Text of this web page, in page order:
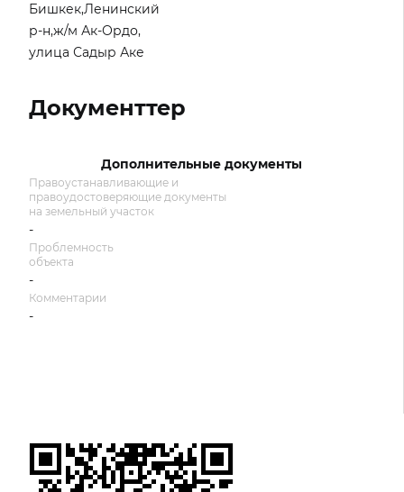
Бишкек,Ленинский
р-н,ж/м Ак-Ордо,
улица Садыр Аке
Документтер
Дополнительные документы
Правоустанавливающие и
правоудостоверяющие документы
на земельный участок
-
Проблемность
объекта
-
Комментарии
-